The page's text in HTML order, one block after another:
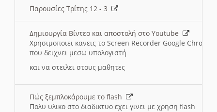
Παρουσίες Τρίτης 12 - 3
Δημιουργία Βίντεο και αποστολή στο Youtube
Χρησιμοποιει κανεις το Screen Recorder Google Chrome
που δειχνει μεσω υπολογιστή
και να στειλει στους μαθητες
Πώς ξεμπλοκάρουμε το flash
Πολυ υλικο στο διαδικτυο εχει γινει με χρηση flash